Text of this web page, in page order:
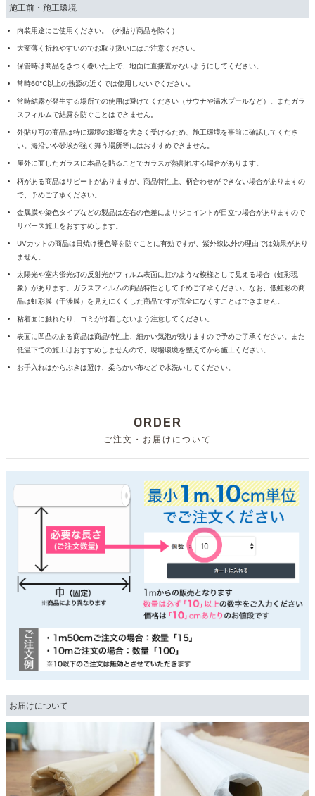
施工前・施工環境
内装用途にご使用ください。（外貼り商品を除く）
大変薄く折れやすいのでお取り扱いにはご注意ください。
保管時は商品をきつく巻いた上で、地面に直接置かないようにしてください。
常時60℃以上の熱源の近くでは使用しないでください。
常時結露が発生する場所での使用は避けてください（サウナや温水プールなど）。またガラ
スフィルムで結露を防ぐことはできません。
外貼り可の商品は特に環境の影響を大きく受けるため、施工環境を事前に確認してくださ
い。海沿いや砂埃が強く舞う場所等にはおすすめできません。
屋外に面したガラスに本品を貼ることでガラスが熱割れする場合があります。
柄がある商品はリピートがありますが、商品特性上、柄合わせができない場合がありますの
で、予めご了承ください。
金属膜や染色タイプなどの製品は左右の色差によりジョイントが目立つ場合がありますので
リバース施工をおすすめします。
UVカットの商品は日焼け褪色等を防ぐことに有効ですが、紫外線以外の理由では効果があり
ません。
太陽光や室内蛍光灯の反射光がフィルム表面に虹のような模様として見える場合（虹彩現
象）があります。ガラスフィルムの商品特性として予めご了承ください。なお、低虹彩の商
品は虹彩膜（干渉膜）を見えにくくした商品ですが完全になくすことはできません。
粘着面に触れたり、ゴミが付着しないよう注意してください。
表面に凹凸のある商品は商品特性上、細かい気泡が残りますので予めご了承ください。また
低温下での施工はおすすめしませんので、現場環境を整えてから施工ください。
お手入れはからぶきは避け、柔らかい布などで水洗いしてください。
ORDER
ご注文・お届けについて
お届けについて